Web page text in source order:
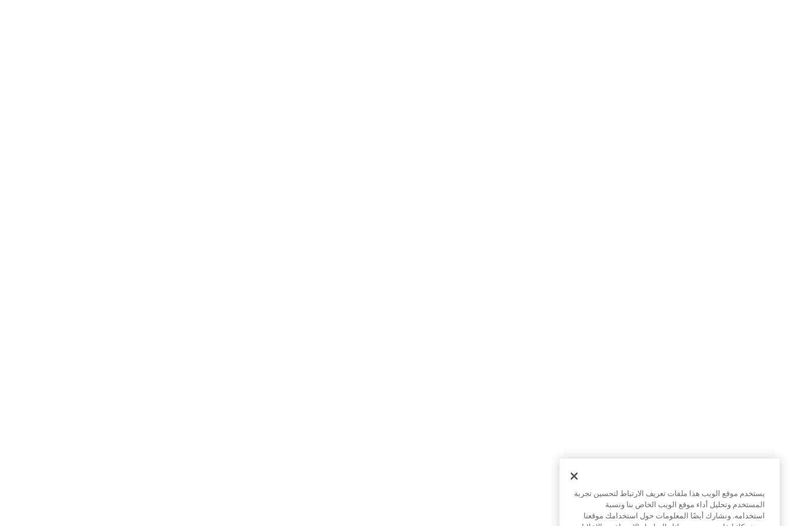
يستخدم موقع الويب هذا ملفات تعريف الارتباط لتحسين تجربة
المستخدم وتحليل أداء موقع الويب الخاص بنا ونسبة
استخدامه. ونشارك أيضًا المعلومات حول استخدامك موقعنا